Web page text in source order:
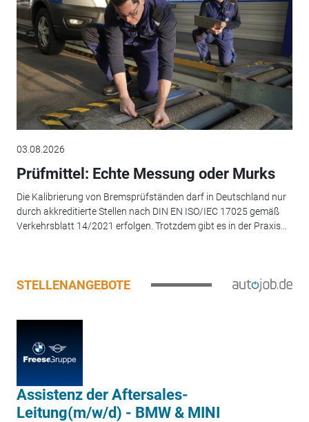
03.08.2026
Prüfmittel: Echte Messung oder Murks
Die Kalibrierung von Bremsprüfständen darf in Deutschland nur
durch akkreditierte Stellen nach DIN EN ISO/IEC 17025 gemäß
Verkehrsblatt 14/2021 erfolgen. Trotzdem gibt es in der Praxis...
STELLENANGEBOTE
Assistenz der Aftersales-
Leitung(m/w/d) - BMW & MINI